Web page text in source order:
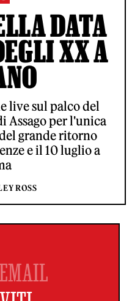
DATA
XX A
live sul palco del
Assago per l'unica
grande ritorno
e il 10 luglio a
ROSS